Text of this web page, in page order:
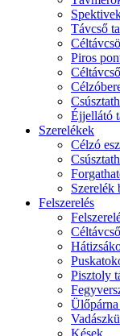
Távcső
Piros
Éjjellátó
Szerelékek
Célzó
Szerelék
Felszerelés
Pisztoly
Kések